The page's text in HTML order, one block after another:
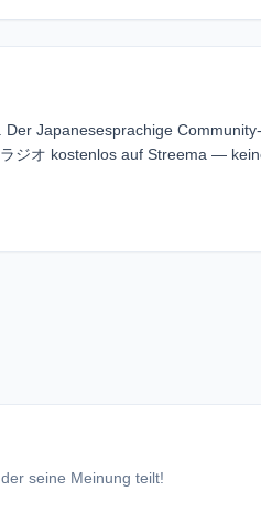
Japanesesprachige
ジオ kostenlos auf Streema —
seine Meinung teilt!